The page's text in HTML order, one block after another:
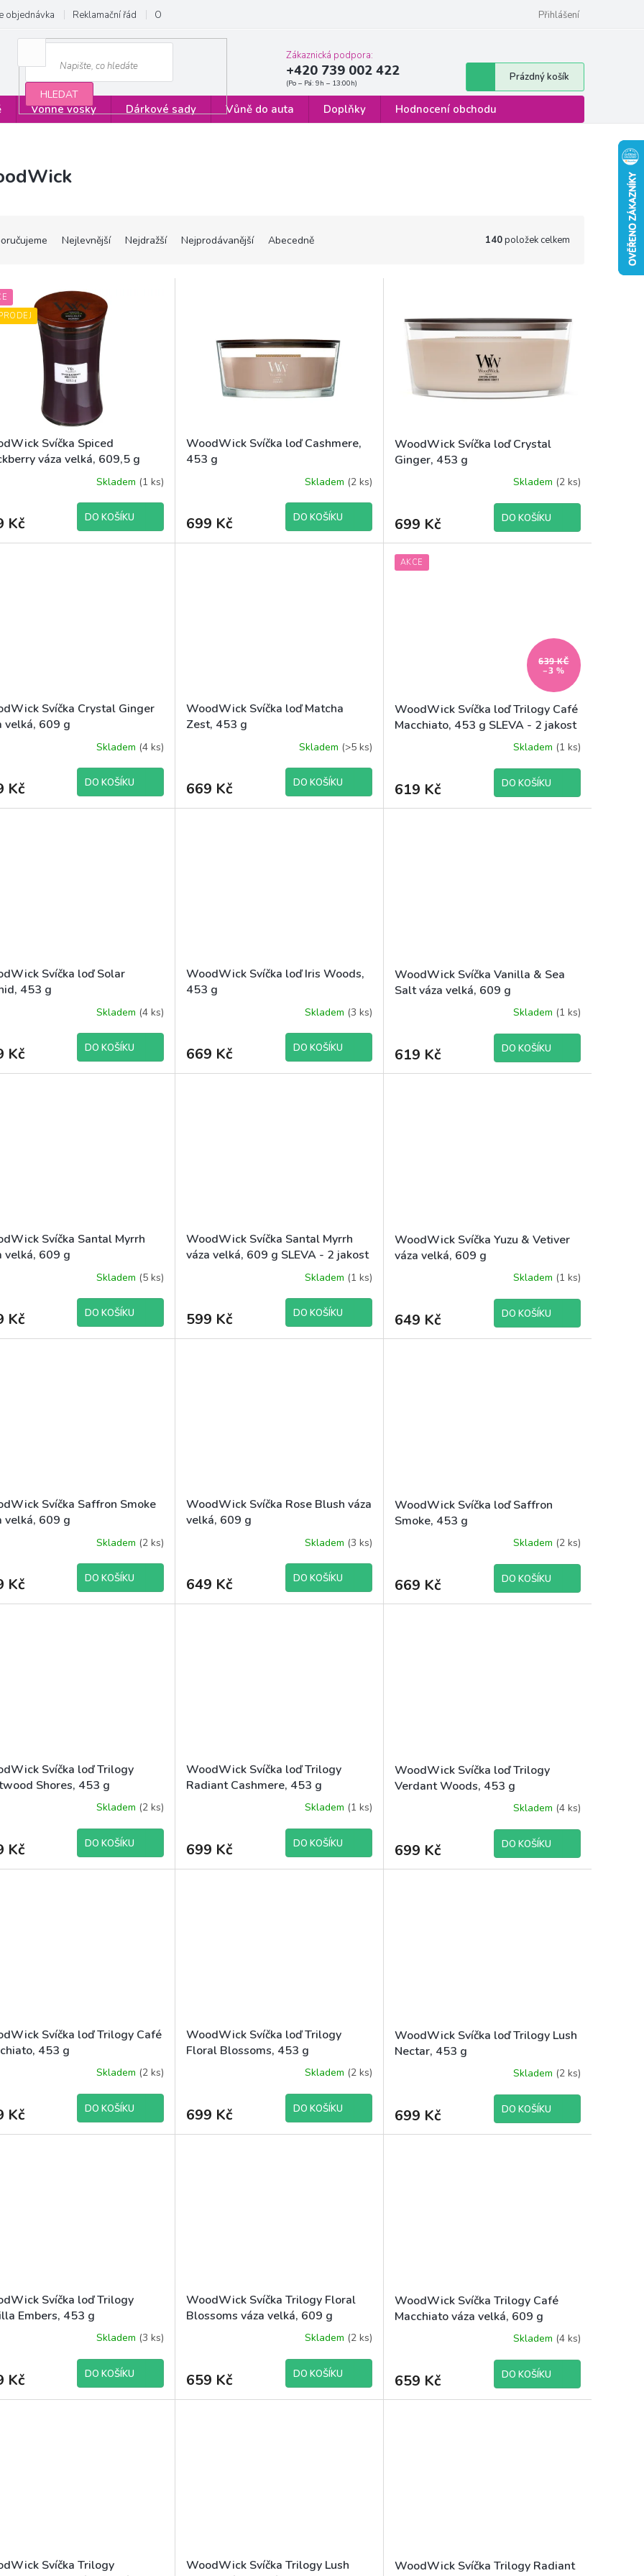
objednávka Reklamační řád Obchodní podmínky Formulář pro odstoupení od smlouvy
Přihlášení
HLEDAT
Zákaznická podpora:
+420 739 002 422
Nákupní
košík
Prázdný košík
Vonné vosky Dárkové sady Vůně do auta Doplňky Hodnocení obchodu
Nejlevnější Nejdražší Nejprodávanější Abecedně 140položek celkem
Svíčka Spiced
váza velká, 609,5 g
Skladem (1 ks)
Kč DO KOŠÍKU
WoodWick Svíčka loď Cashmere,
453 g
Skladem (2 ks)
699 Kč DO KOŠÍKU
WoodWick Svíčka loď Crystal
Ginger, 453 g
Skladem (2 ks)
699 Kč DO KOŠÍKU
Svíčka Crystal Ginger
velká, 609 g
Skladem (4 ks)
Kč DO KOŠÍKU
WoodWick Svíčka loď Matcha
Zest, 453 g
Skladem (>5 ks)
669 Kč DO KOŠÍKU
AKCE
639 KČ
–3 %
WoodWick Svíčka loď Trilogy Café
Macchiato, 453 g SLEVA - 2 jakost
Skladem (1 ks)
619 Kč DO KOŠÍKU
Svíčka loď Solar
453 g
Skladem (4 ks)
Kč DO KOŠÍKU
WoodWick Svíčka loď Iris Woods,
453 g
Skladem (3 ks)
669 Kč DO KOŠÍKU
WoodWick Svíčka Vanilla & Sea
Salt váza velká, 609 g
Skladem (1 ks)
619 Kč DO KOŠÍKU
Svíčka Santal Myrrh
velká, 609 g
Skladem (5 ks)
Kč DO KOŠÍKU
WoodWick Svíčka Santal Myrrh
váza velká, 609 g SLEVA - 2 jakost
Skladem (1 ks)
599 Kč DO KOŠÍKU
WoodWick Svíčka Yuzu & Vetiver
váza velká, 609 g
Skladem (1 ks)
649 Kč DO KOŠÍKU
Svíčka Saffron Smoke
velká, 609 g
Skladem (2 ks)
Kč DO KOŠÍKU
WoodWick Svíčka Rose Blush váza
velká, 609 g
Skladem (3 ks)
649 Kč DO KOŠÍKU
WoodWick Svíčka loď Saffron
Smoke, 453 g
Skladem (2 ks)
669 Kč DO KOŠÍKU
Svíčka loď Trilogy
Shores, 453 g
Skladem (2 ks)
Kč DO KOŠÍKU
WoodWick Svíčka loď Trilogy
Radiant Cashmere, 453 g
Skladem (1 ks)
699 Kč DO KOŠÍKU
WoodWick Svíčka loď Trilogy
Verdant Woods, 453 g
Skladem (4 ks)
699 Kč DO KOŠÍKU
Svíčka loď Trilogy Café
453 g
Skladem (2 ks)
Kč DO KOŠÍKU
WoodWick Svíčka loď Trilogy
Floral Blossoms, 453 g
Skladem (2 ks)
699 Kč DO KOŠÍKU
WoodWick Svíčka loď Trilogy Lush
Nectar, 453 g
Skladem (2 ks)
699 Kč DO KOŠÍKU
Svíčka loď Trilogy
Embers, 453 g
Skladem (3 ks)
Kč DO KOŠÍKU
WoodWick Svíčka Trilogy Floral
Blossoms váza velká, 609 g
Skladem (2 ks)
659 Kč DO KOŠÍKU
WoodWick Svíčka Trilogy Café
Macchiato váza velká, 609 g
Skladem (4 ks)
659 Kč DO KOŠÍKU
Svíčka Trilogy
WoodWick Svíčka Trilogy Lush
WoodWick Svíčka Trilogy Radiant